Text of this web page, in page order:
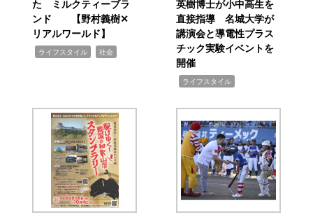
た ミルクティーブラ
ンド 【野村義樹✕
リアルワールド】
ライフスタイル 社会
英樹博士が小中高生を
直接指導 名城大学が
講演会と導電性プラス
チック実験イベントを
開催
ライフスタイル